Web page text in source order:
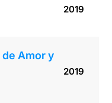
2019
Amor y
2019